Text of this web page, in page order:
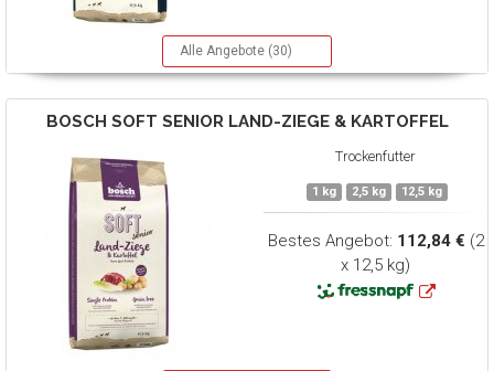
Alle Angebote (30)
BOSCH SOFT SENIOR LAND-ZIEGE & KARTOFFEL
Trockenfutter
1 kg 2,5 kg 12,5 kg
Bestes Angebot: 112,84 € (2
x 12,5 kg)